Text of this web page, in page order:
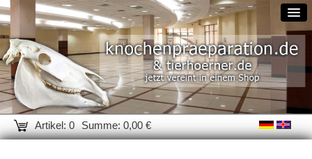
Artikel: 0 Summe: 0,00 €